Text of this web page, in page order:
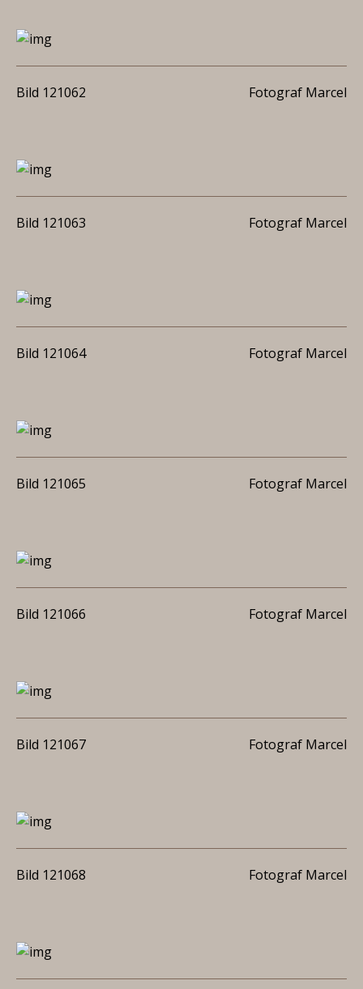
Bild 121062 Fotograf Marcel
Bild 121063 Fotograf Marcel
Bild 121064 Fotograf Marcel
Bild 121065 Fotograf Marcel
Bild 121066 Fotograf Marcel
Bild 121067 Fotograf Marcel
Bild 121068 Fotograf Marcel